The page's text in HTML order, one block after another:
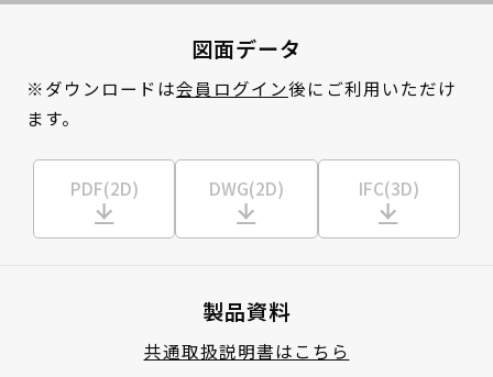
図面データ
※ダウンロードは会員ログイン後にご利用いただけ
ます。
PDF(2D) DWG(2D) IFC(3D)
製品資料
共通取扱説明書はこちら